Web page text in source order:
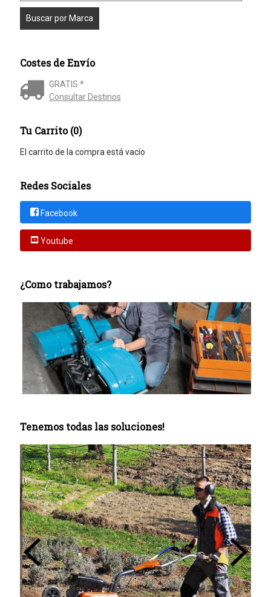
Costes de Envío
GRATIS *
Consultar Destinos
Tu Carrito (0)
El carrito de la compra está vacío
Redes Sociales
Facebook
Youtube
¿Como trabajamos?
Tenemos todas las soluciones!